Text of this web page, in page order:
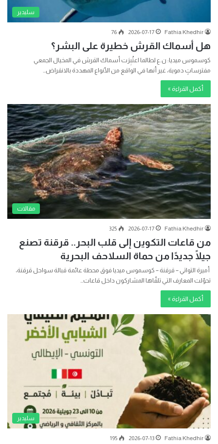
سليدير
Fathia Khedhir
2026-07-17
76
هل أسماك القرش خطيرة على البشر؟
كوسموس ميديا: ن.ع لطالما اعتُبِرَت أسماك القرش في المخيال الجمعي
مفترساتٍ دموية، غير أنها في الواقع من الأنواع المهددة بالانقراض…
أكمل القراءة »
مقالات
Fathia Khedhir
2026-07-17
325
من قاعات التكوين إلى قلب البحر.. قرقنة تصنع
جيلًا جديدًا من حماة السلاحف البحرية
أميرة التواتي – قرقنة – كوسموس ميديا فوق محطة عائمة قبالة سواحل قرقنة،
تحوّلت المعارف التي تلقّاها المشاركون داخل قاعات…
أكمل القراءة »
سليدير
Fathia Khedhir
2026-07-13
195